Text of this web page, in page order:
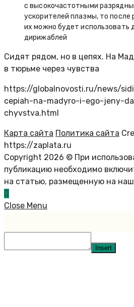
с высокочастотными
ускорителей плазмы, то после
их можно будет использовать
дирижаблей
Сидят рядом, но в цепях. На
в тюрьме через чувства
https://globalnovosti.ru/news/
cepiah-na-madyro-i-ego-jeny-
chyvstva.html
Карта сайта Политика сайта
https://zaplata.ru
Copyright 2026 © При
публикацию необходимо
на статью, размещенную на
Close Menu
Insert